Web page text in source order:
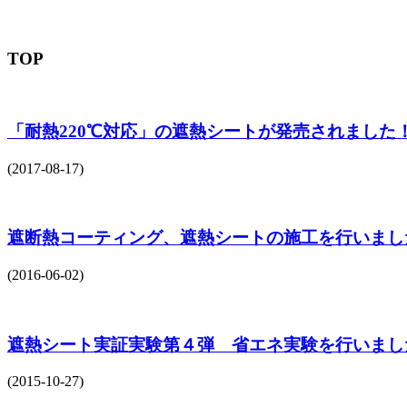
TOP
「耐熱220℃対応」の遮熱シートが発売されました！
(2017-08-17)
遮断熱コーティング、遮熱シートの施工を行いまし
(2016-06-02)
遮熱シート実証実験第４弾 省エネ実験を行いまし
(2015-10-27)